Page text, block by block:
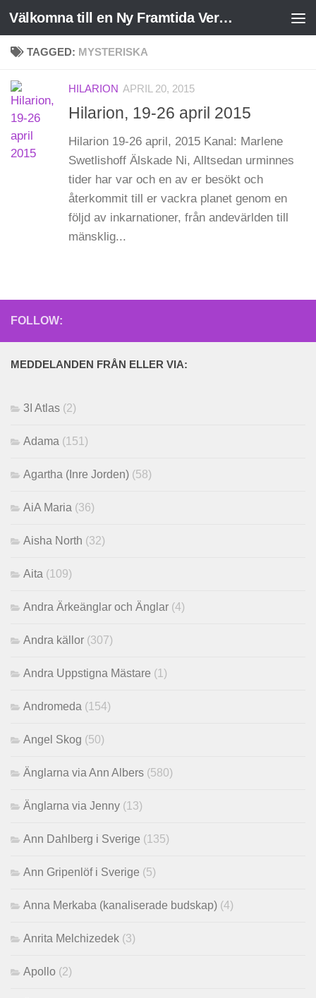
Skip to content Välkomna till en Ny Framtida Verklighet
TAGGED: MYSTERISKA
HILARION APRIL 20, 2015
Hilarion, 19-26 april 2015
Hilarion 19-26 april, 2015 Kanal: Marlene
Swetlishoff Älskade Ni, Alltsedan urminnes
tider har var och en av er besökt och
återkommit till er vackra planet genom en
följd av inkarnationer, från andevärlden till
mänsklig...
FOLLOW:
MEDDELANDEN FRÅN ELLER VIA:
3I Atlas (2)
Adama (151)
Agartha (Inre Jorden) (58)
AiA Maria (36)
Aisha North (32)
Aita (109)
Andra Ärkeänglar och Änglar (4)
Andra källor (307)
Andra Uppstigna Mästare (1)
Andromeda (154)
Angel Skog (50)
Änglarna via Ann Albers (580)
Änglarna via Jenny (13)
Ann Dahlberg i Sverige (135)
Ann Gripenlöf i Sverige (5)
Anna Merkaba (kanaliserade budskap) (4)
Anrita Melchizedek (3)
Apollo (2)